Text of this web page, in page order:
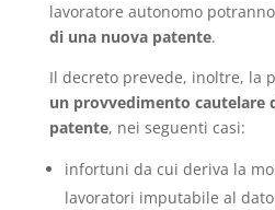
lavoratore autonomo potranno
di una nuova patente.
Il decreto prevede, inoltre, la
un provvedimento cautelare
patente, nei seguenti casi:
infortuni da cui deriva la
lavoratori imputabile al